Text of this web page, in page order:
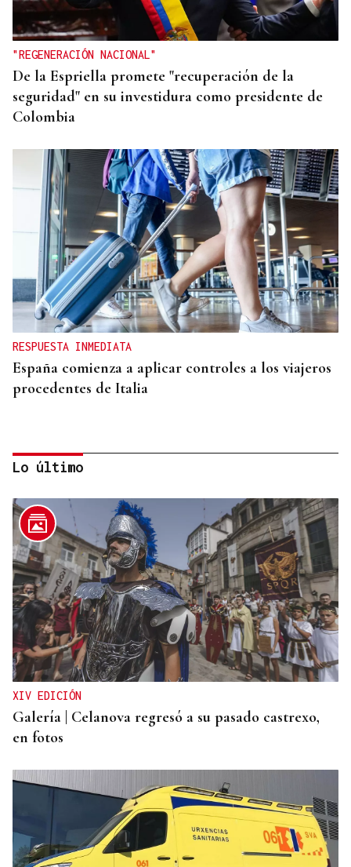
"REGENERACIÓN NACIONAL"
De la Espriella promete "recuperación de la
seguridad" en su investidura como presidente de
Colombia
RESPUESTA INMEDIATA
España comienza a aplicar controles a los viajeros
procedentes de Italia
SEGURIDAD INFANTIL
Un tribunal de Estados Unidos multa a Meta con
567 millones de dólares por perjudicar la salud
mental de los menores
Lo último
XIV EDICIÓN
Galería | Celanova regresó a su pasado castrexo,
en fotos